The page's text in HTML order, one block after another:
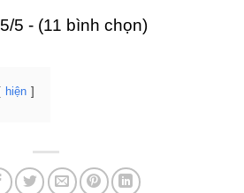
5/5 - (11 bình chọn)
hiện